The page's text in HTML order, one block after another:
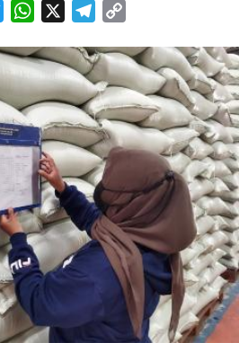
TwitterWhatsApp Telegram